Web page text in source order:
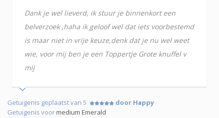
Dank je wel lieverd, ik stuur je binnenkort een
belverzoek ,haha ik geloof wel dat iets voorbestemd
is maar niet in vrije keuze,denk dat je nu wel weet
wie, voor mij ben je een Toppertje Grote knuffel v
mij
Getuigenis geplaatst van 5
door Happy
Getuigenis voormedium Emerald